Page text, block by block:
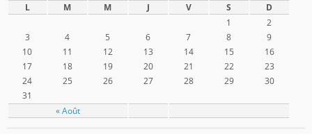
L M M J V S D
« Août
1
2
3
4 5 6 7 8
9
10
11 12 13 14 15
16
17
18 19 20 21 22
23
24
25 26 27 28 29
30
31